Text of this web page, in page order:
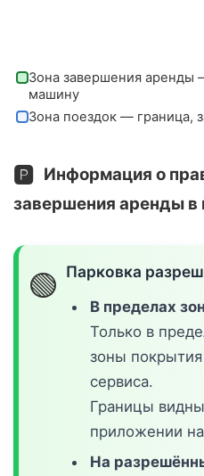
Зона завершения аренды
машину
Зона поездок — граница,
🅿️ Информация о
завершения аренды в
🟢 Парковка
В пределах
Только в
зоны
сервиса.
Границы
приложении
На